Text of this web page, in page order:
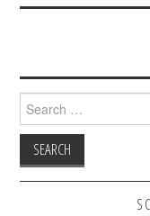
Search for: